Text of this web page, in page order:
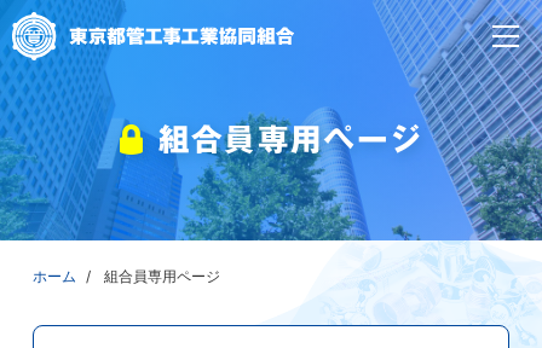
組合員専用ページ
ホーム 組合員専用ページ